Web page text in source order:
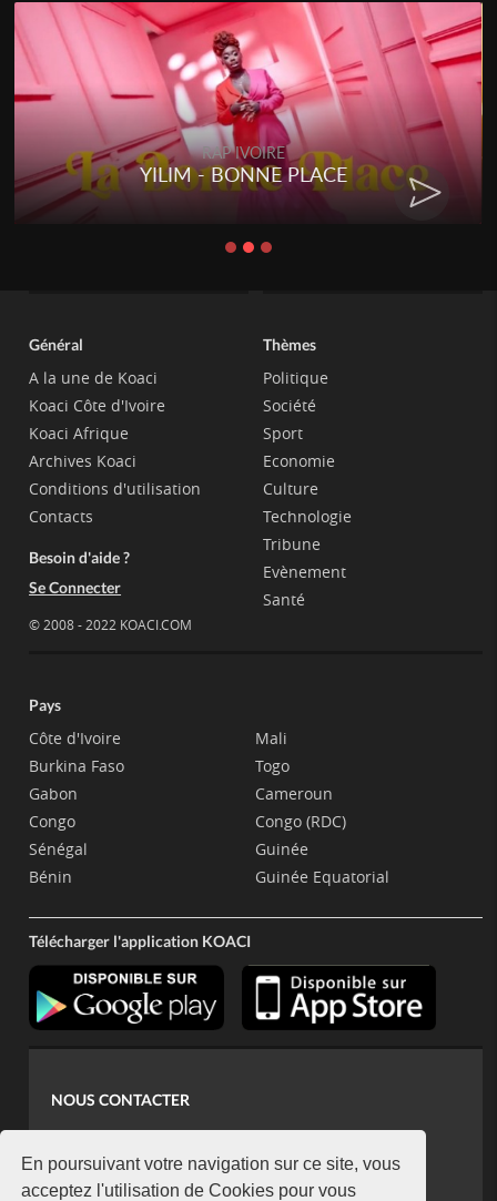
En poursuivant votre navigation sur ce site, vous
acceptez l'utilisation de Cookies pour vous
RAP IVOIRE
YILIM - BONNE PLACE
Général
A la une de Koaci
Koaci Côte d'Ivoire
Koaci Afrique
Archives Koaci
Conditions d'utilisation
Contacts
Besoin d'aide ?
Se Connecter
© 2008 - 2022 KOACI.COM
Thèmes
Politique
Société
Sport
Economie
Culture
Technologie
Tribune
Evènement
Santé
Pays
Côte d'Ivoire
Burkina Faso
Gabon
Congo
Sénégal
Bénin
Mali
Togo
Cameroun
Congo (RDC)
Guinée
Guinée Equatorial
Télécharger l'application KOACI
NOUS CONTACTER
koaci@yahoo.fr